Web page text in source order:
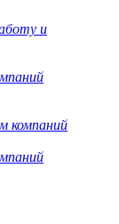
и